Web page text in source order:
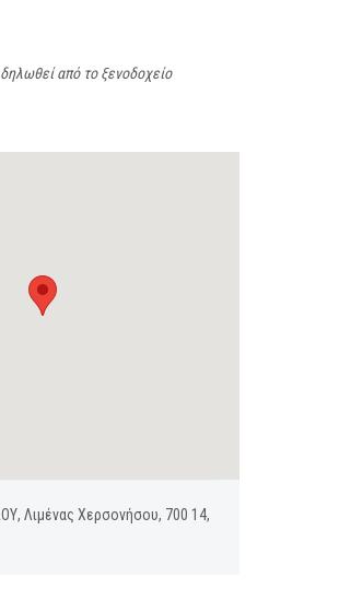
από το ξενοδοχείο
Λιμένας Χερσονήσου, 700 14,